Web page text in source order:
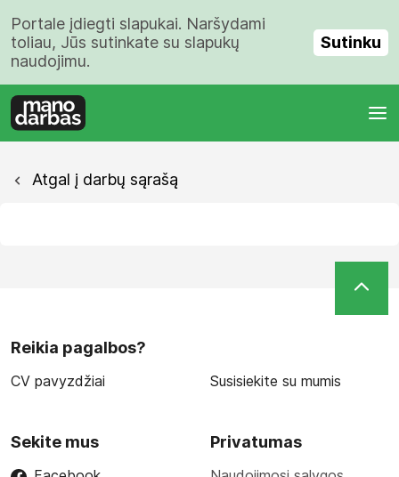
Portale įdiegti slapukai. Naršydami
toliau, Jūs sutinkate su slapukų
naudojimu.
Sutinku
Atgal į darbų sąrašą
Reikia pagalbos?
CV pavyzdžiai Susisiekite su mumis
Sekite mus Privatumas